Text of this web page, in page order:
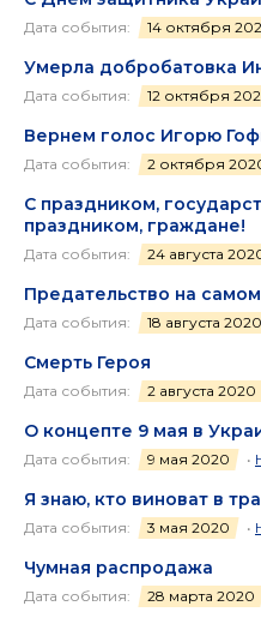
Дата события: 14 октября
Умерла добробатовка
Дата события: 12 октября
Вернем голос Игорю
Дата события: 2 октября
С праздником,
праздником, граждане!
Дата события: 24 августа
Предательство на
Дата события: 18 августа 2020
Смерть Героя
Дата события: 2 августа 2020
О концепте 9 мая в
Дата события: 9 мая 2020 •
Я знаю, кто виноват в
Дата события: 3 мая 2020 •
Чумная распродажа
Дата события: 28 марта 2020